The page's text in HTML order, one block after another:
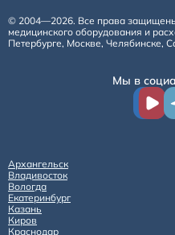
© 2004—2026. Все права
медицинского оборудования и
Петербурге, Москве, Челябинске,
Мы в
Архангельск
Владивосток
Вологда
Екатеринбург
Казань
Киров
Краснодар